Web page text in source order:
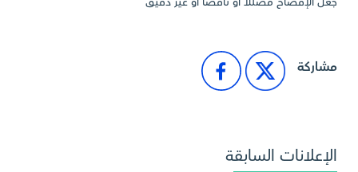
مشاركة
الإعلانات السابقة